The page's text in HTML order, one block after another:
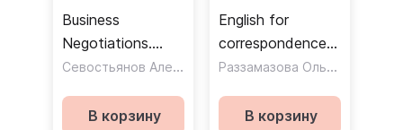
Business
Negotiations.
Учебное пособие
Севостьянов Александр Петрович
В корзину
English for
correspondence
students.
Раззамазова Ольга Владимировна
В корзину